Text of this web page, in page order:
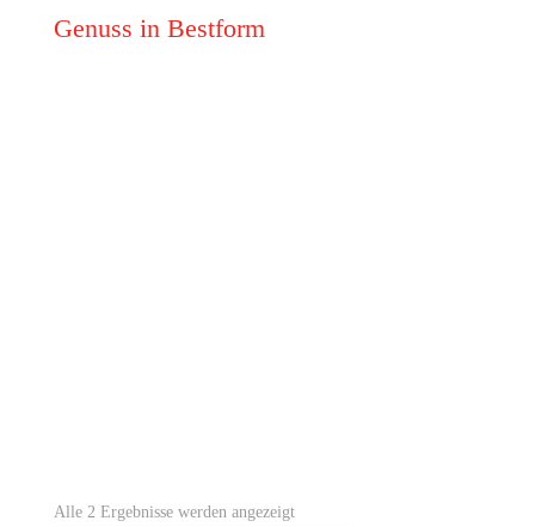
Genuss in Bestform
Alle 2 Ergebnisse werden angezeigtNach